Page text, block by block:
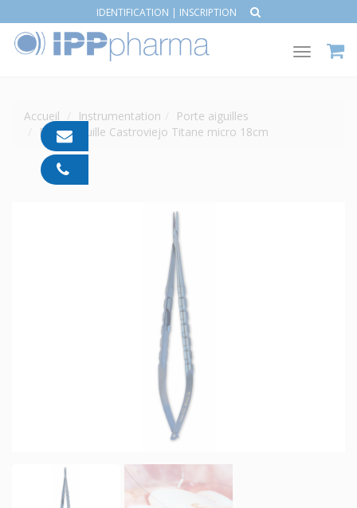
IDENTIFICATION | INSCRIPTION
Toggle
Accueil Instrumentation
Porte aiguilles
Porte aiguille Castroviejo Titane micro 18cm
contact@ipp-
pharma.com
91